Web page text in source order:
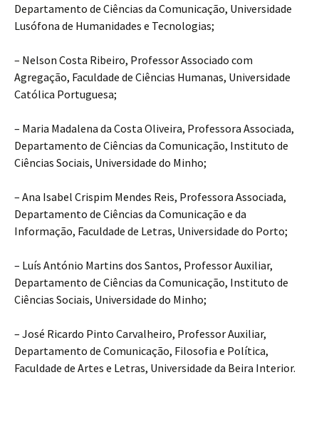
Departamento de Ciências da Comunicação, Universidade
Lusófona de Humanidades e Tecnologias;
– Nelson Costa Ribeiro, Professor Associado com
Agregação, Faculdade de Ciências Humanas, Universidade
Católica Portuguesa;
– Maria Madalena da Costa Oliveira, Professora Associada,
Departamento de Ciências da Comunicação, Instituto de
Ciências Sociais, Universidade do Minho;
– Ana Isabel Crispim Mendes Reis, Professora Associada,
Departamento de Ciências da Comunicação e da
Informação, Faculdade de Letras, Universidade do Porto;
– Luís António Martins dos Santos, Professor Auxiliar,
Departamento de Ciências da Comunicação, Instituto de
Ciências Sociais, Universidade do Minho;
– José Ricardo Pinto Carvalheiro, Professor Auxiliar,
Departamento de Comunicação, Filosofia e Política,
Faculdade de Artes e Letras, Universidade da Beira Interior.